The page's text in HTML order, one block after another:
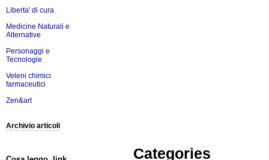
Liberta' di cura
Medicine Naturali e
Alternative
Personaggi e
Tecnologie
Veleni chimici
farmaceutici
Zen&art
Archivio articoli
Categories